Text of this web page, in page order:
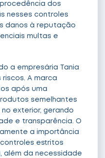
dos
nesses controles
danos à reputação
multas e
a empresária Tania
riscos. A marca
após uma
semelhantes
exterior, gerando
e transparência. O
a importância
estritos
além da necessidade